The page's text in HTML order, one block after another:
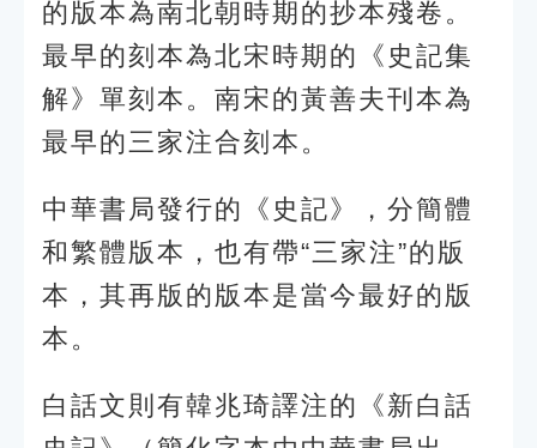
的版本為南北朝時期的抄本殘卷。
最早的刻本為北宋時期的《史記集
解》單刻本。南宋的黃善夫刊本為
最早的三家注合刻本。
中華書局發行的《史記》，分簡體
和繁體版本，也有帶“三家注”的版
本，其再版的版本是當今最好的版
本。
白話文則有韓兆琦譯注的《新白話